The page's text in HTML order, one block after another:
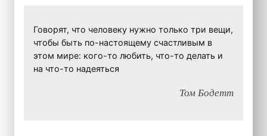
Говорят, что человеку нужно только три вещи,
чтобы быть по-настоящему счастливым в
этом мире: кого-то любить, что-то делать и
на что-то надеяться
Том Бодетт